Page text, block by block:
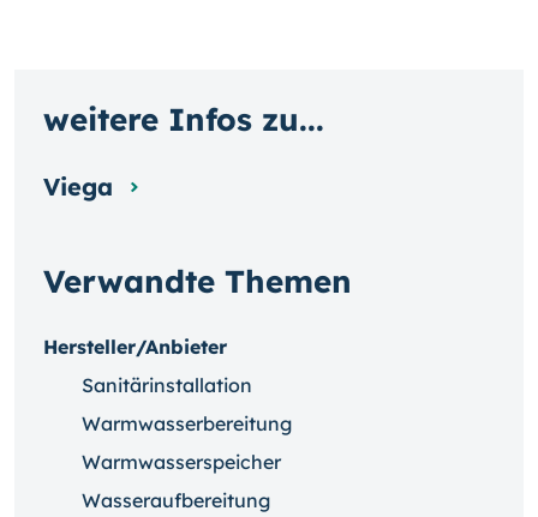
Verwandte Themen
Hersteller/Anbieter
Sanitärinstallation
Warmwasserbereitung
Warmwasserspeicher
Wasseraufbereitung
weitere Infos zu...
Viega